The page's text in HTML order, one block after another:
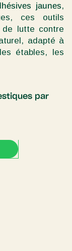
jaunes,
ces outils
de lutte contre
adapté à
étables, les
par